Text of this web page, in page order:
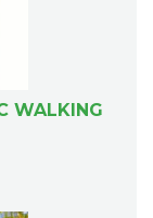
WALKING